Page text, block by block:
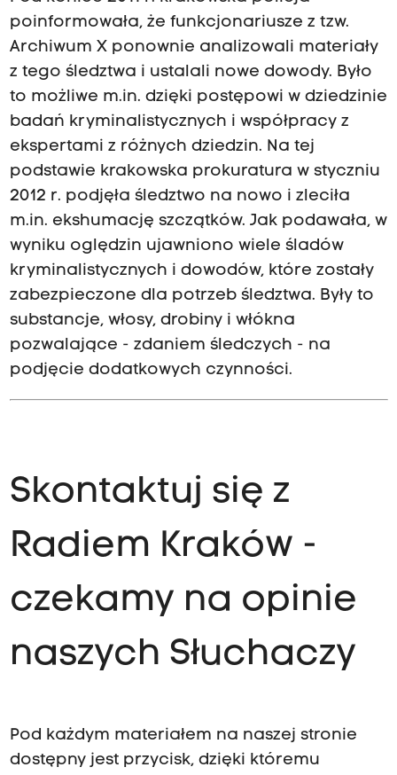
poinformowała, że funkcjonariusze z tzw.
Archiwum X ponownie analizowali materiały
z tego śledztwa i ustalali nowe dowody. Było
to możliwe m.in. dzięki postępowi w dziedzinie
badań kryminalistycznych i współpracy z
ekspertami z różnych dziedzin. Na tej
podstawie krakowska prokuratura w styczniu
2012 r. podjęła śledztwo na nowo i zleciła
m.in. ekshumację szczątków. Jak podawała, w
wyniku oględzin ujawniono wiele śladów
kryminalistycznych i dowodów, które zostały
zabezpieczone dla potrzeb śledztwa. Były to
substancje, włosy, drobiny i włókna
pozwalające - zdaniem śledczych - na
podjęcie dodatkowych czynności.
Skontaktuj się z
Radiem Kraków -
czekamy na opinie
naszych Słuchaczy
Pod każdym materiałem na naszej stronie
dostępny jest przycisk, dzięki któremu